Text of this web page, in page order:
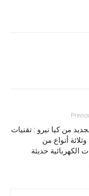
من كيا نيرو : تقنيات
أنواع من
الكهربائية حديثة